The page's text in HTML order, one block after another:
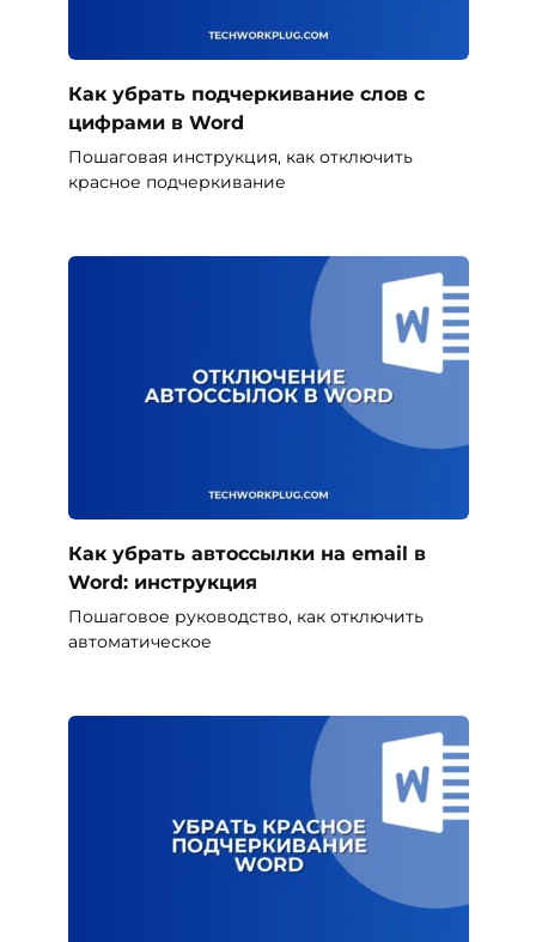
Как убрать подчеркивание слов с
цифрами в Word
Пошаговая инструкция, как отключить
красное подчеркивание
Как убрать автоссылки на email в
Word: инструкция
Пошаговое руководство, как отключить
автоматическое